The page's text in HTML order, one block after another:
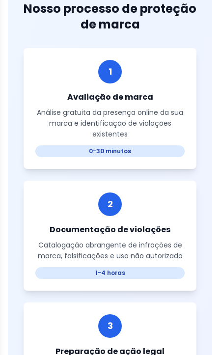
Nosso processo de proteção
de marca
1
Avaliação de marca
Análise gratuita da presença online da sua
marca e identificação de violações
existentes
0-30 minutos
2
Documentação de violações
Catalogação abrangente de infrações de
marca, falsificações e uso não autorizado
1-4 horas
3
Preparação de ação legal